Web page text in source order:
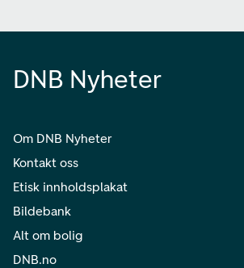
DNB Nyheter
Om DNB Nyheter
Kontakt oss
Etisk innholdsplakat
Bildebank
Alt om bolig
DNB.no